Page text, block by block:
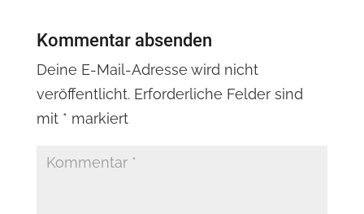
Kommentar absenden
Deine E-Mail-Adresse wird nicht
veröffentlicht. Erforderliche Felder sind
mit * markiert